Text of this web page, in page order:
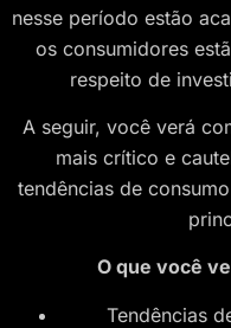
nesse período estão
os consumidores
respeito de
A seguir, você verá
mais crítico e
tendências de
O que você
Tendências